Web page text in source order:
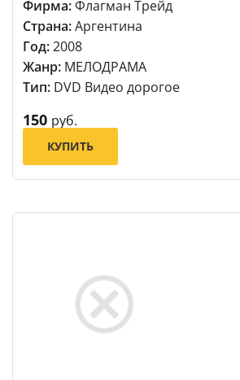
Фирма:Флагман Трейд
Страна:Аргентина
Год:2008
Жанр: МЕЛОДРАМА
Тип: DVD Видео дорогое
150 руб.
КУПИТЬ